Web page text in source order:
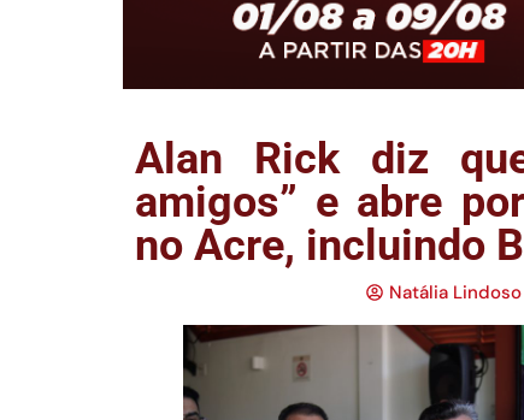
Alan Rick diz
amigos” e abre
no Acre, incluindo
Natália Lindoso